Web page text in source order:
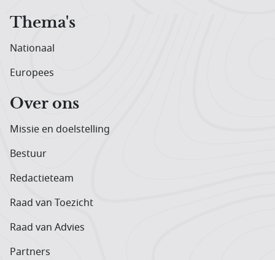
Thema's
Nationaal
Europees
Over ons
Missie en doelstelling
Bestuur
Redactieteam
Raad van Toezicht
Raad van Advies
Partners